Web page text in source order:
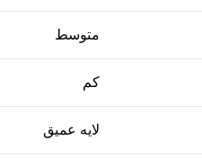
متوسط
کم
لایه عمیق